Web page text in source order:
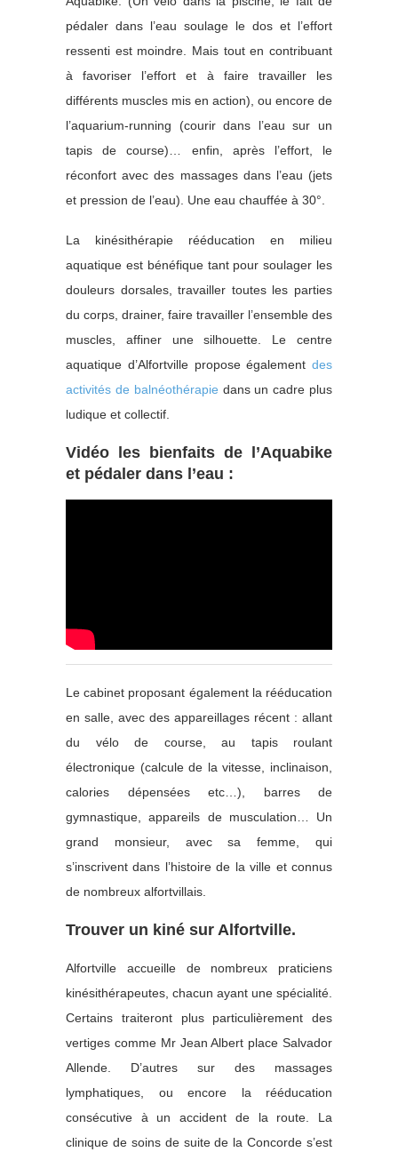
pédaler dans l’eau soulage le dos et l’effort
ressenti est moindre. Mais tout en contribuant
à favoriser l’effort et à faire travailler les
différents muscles mis en action), ou encore de
l’aquarium-running (courir dans l’eau sur un
tapis de course)… enfin, après l’effort, le
réconfort avec des massages dans l’eau (jets
et pression de l’eau). Une eau chauffée à 30°.
La kinésithérapie rééducation en milieu
aquatique est bénéfique tant pour soulager les
douleurs dorsales, travailler toutes les parties
du corps, drainer, faire travailler l’ensemble des
muscles, affiner une silhouette. Le centre
aquatique d’Alfortville propose également des
activités de balnéothérapie dans un cadre plus
ludique et collectif.
Vidéo les bienfaits de l’Aquabike
et pédaler dans l’eau :
Le cabinet proposant également la rééducation
en salle, avec des appareillages récent : allant
du vélo de course, au tapis roulant
électronique (calcule de la vitesse, inclinaison,
calories dépensées etc…), barres de
gymnastique, appareils de musculation… Un
grand monsieur, avec sa femme, qui
s’inscrivent dans l’histoire de la ville et connus
de nombreux alfortvillais.
Trouver un kiné sur Alfortville.
Alfortville accueille de nombreux praticiens
kinésithérapeutes, chacun ayant une spécialité.
Certains traiteront plus particulièrement des
vertiges comme Mr Jean Albert place Salvador
Allende. D’autres sur des massages
lymphatiques, ou encore la rééducation
consécutive à un accident de la route. La
clinique de soins de suite de la Concorde s’est